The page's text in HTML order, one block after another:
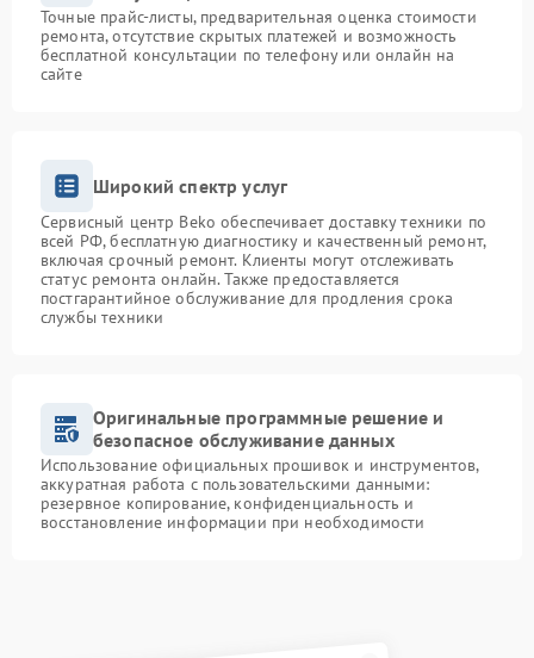
Точные прайс-листы, предварительная оценка стоимости
ремонта, отсутствие скрытых платежей и возможность
бесплатной консультации по телефону или онлайн на
сайте
Широкий спектр услуг
Сервисный центр Beko обеспечивает доставку техники по
всей РФ, бесплатную диагностику и качественный ремонт,
включая срочный ремонт. Клиенты могут отслеживать
статус ремонта онлайн. Также предоставляется
постгарантийное обслуживание для продления срока
службы техники
Оригинальные программные решение и
безопасное обслуживание данных
Использование официальных прошивок и инструментов,
аккуратная работа с пользовательскими данными:
резервное копирование, конфиденциальность и
восстановление информации при необходимости